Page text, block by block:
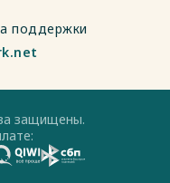
поддержки
защищены.